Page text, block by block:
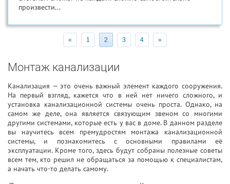
произвести...
« 1 2 3 4 »
Монтаж канализации
Канализация — это очень важный элемент каждого сооружения.
На первый взгляд, кажется что в ней нет ничего сложного, и
установка канализационной системы очень проста. Однако, на
самом же деле, она является связующим звеном со многими
другими системами, которые есть у вас в доме. В данном разделе
вы научитесь всем премудростям монтажа канализационной
системы, и познакомитесь с основными правилами её
эксплуатации. Кроме того, здесь будут собраны полезные советы
всем тем, кто решил не обращаться за помощью к специалистам,
а начать что-то делать самому.